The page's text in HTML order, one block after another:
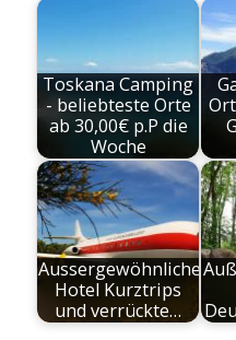
Toskana Camping
- beliebteste Orte
ab 30,00€ p.P die
Woche
Aussergewöhnliche
Hotel Kurztrips
und verrückte…